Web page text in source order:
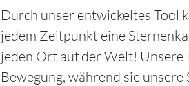
Durch unser entwickeltes Tool
jedem Zeitpunkt eine
jeden Ort auf der Welt! Unsere
Bewegung, während sie unsere